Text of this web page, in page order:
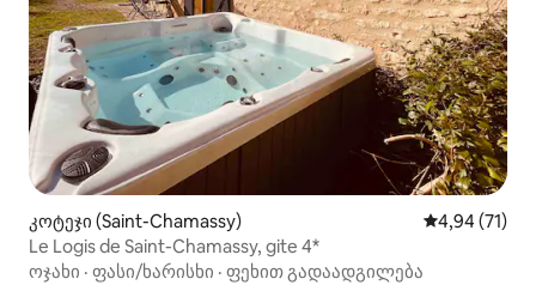
კოტეჯი (Saint-Chamassy) საშუალო
4,94 (71)
Le Logis de Saint-Chamassy, gite 4*
ოჯახი · ფასი/ხარისხი · ფეხით გადაადგილება